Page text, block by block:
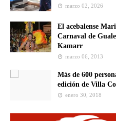
marzo 02, 2026
El acebalense
Carnaval de
Kamarr
marzo 06, 2013
Más de 600
edición de Villa
enero 30, 2018